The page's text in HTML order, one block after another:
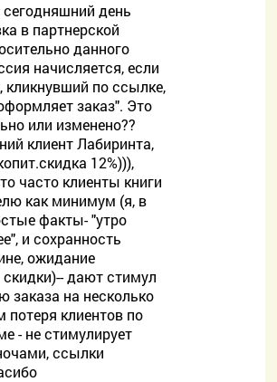
день
в партнерской
данного
начисляется, если
кликнувший по ссылке,
заказ". Это
или изменено??
клиент Лабиринта,
12%))),
часто клиенты книги
как минимум (я, в
факты- "утро
и сохранность
ожидание
дают стимул
заказа на несколько
потеря клиентов по
- не стимулирует
ссылки